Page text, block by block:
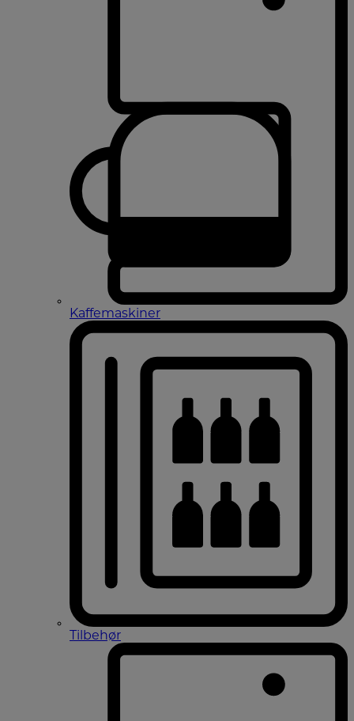
Kaffemaskiner
Tilbehør